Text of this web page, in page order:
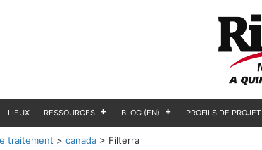
LIEUX RESSOURCES BLOG (EN) PROFILS DE PROJET
traitement > canada> Filterra